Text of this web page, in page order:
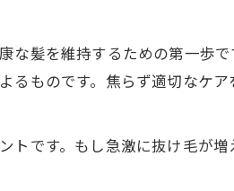
ン解説
な髪を維持するための第一歩
ものです。焦らず適切なケ
です。もし急激に抜け毛が増